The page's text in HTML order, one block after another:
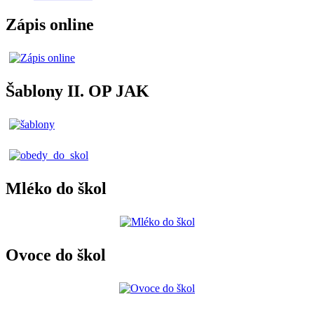
Zápis online
Šablony II. OP JAK
Mléko do škol
Ovoce do škol